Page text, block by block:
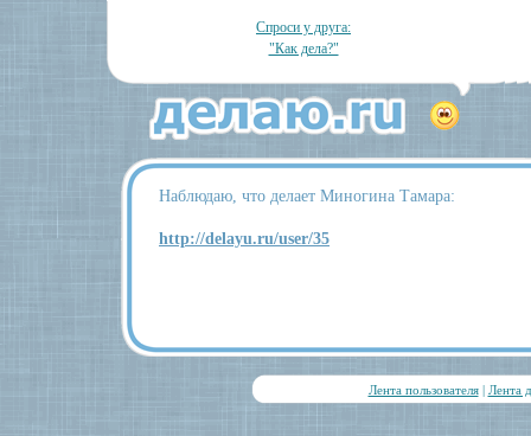
Спроси у друга:
"Как дела?"
Наблюдаю, что делает Миногина Тамара:
http://delayu.ru/user/35
Лента пользователя| Лента